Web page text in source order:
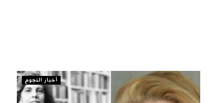
أخبار النجوم